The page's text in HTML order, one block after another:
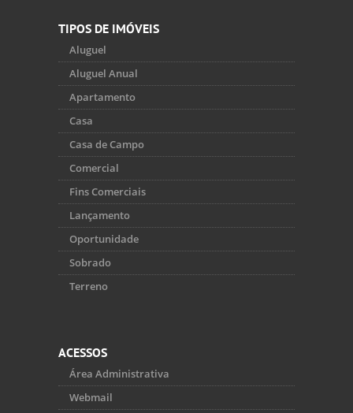
TIPOS DE IMÓVEIS
Aluguel
Aluguel Anual
Apartamento
Casa
Casa de Campo
Comercial
Fins Comerciais
Lançamento
Oportunidade
Sobrado
Terreno
ACESSOS
Área Administrativa
Webmail